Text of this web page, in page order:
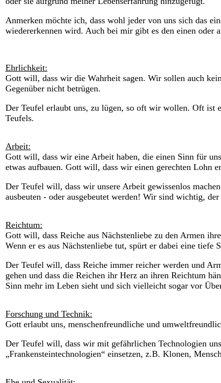
Anmerken möchte ich, dass wohl jeder von uns sich das
wiedererkennen wird. Auch bei mir gibt es den einen oder
Ehrlichkeit:
Gott will, dass wir die Wahrheit sagen. Wir sollen auch
Gegenüber nicht betrügen.
Der Teufel erlaubt uns, zu lügen, so oft wir wollen. Oft ist
Teufels.
Arbeit:
Gott will, dass wir eine Arbeit haben, die einen Sinn für
etwas aufbauen. Gott will, dass wir einen gerechten Lohn
Der Teufel will, dass wir unsere Arbeit gewissenlos
ausbeuten - oder ausgebeutet werden! Wir sind wichtig,
Reichtum:
Gott will, dass Reiche aus Nächstenliebe zu den Armen
Wenn er es aus Nächstenliebe tut, spürt er dabei eine tiefe
Der Teufel will, dass Reiche immer reicher werden und
gehen und dass die Reichen ihr Herz an ihren Reichtum
Sinn mehr im Leben sieht und sich vielleicht sogar vor
Forschung und Technik:
Gott erlaubt uns, menschenfreundliche und
Der Teufel will, dass wir mit gefährlichen Technologien
„Frankensteintechnologien“ einsetzen, z.B. Klonen,